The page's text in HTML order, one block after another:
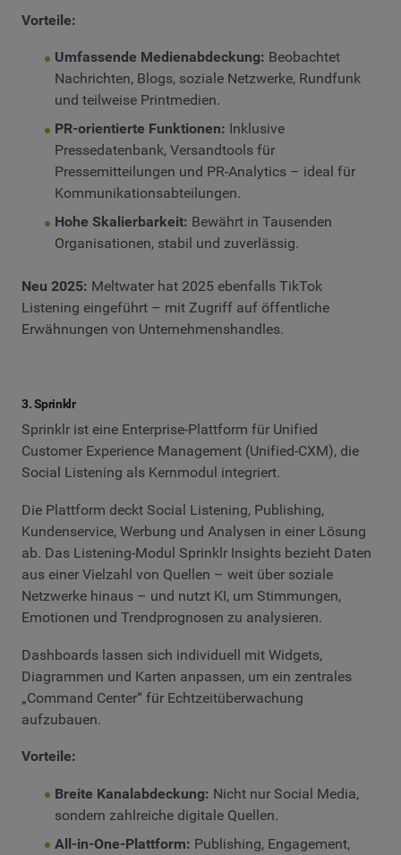
Vorteile:
Umfassende Medienabdeckung: Beobachtet
Nachrichten, Blogs, soziale Netzwerke, Rundfunk
und teilweise Printmedien.
PR-orientierte Funktionen: Inklusive
Pressedatenbank, Versandtools für
Pressemitteilungen und PR-Analytics – ideal für
Kommunikationsabteilungen.
Hohe Skalierbarkeit: Bewährt in Tausenden
Organisationen, stabil und zuverlässig.
Neu 2025: Meltwater hat 2025 ebenfalls TikTok
Listening eingeführt – mit Zugriff auf öffentliche
Erwähnungen von Unternehmenshandles.
3. Sprinklr
Sprinklr ist eine Enterprise-Plattform für Unified
Customer Experience Management (Unified-CXM), die
Social Listening als Kernmodul integriert.
Die Plattform deckt Social Listening, Publishing,
Kundenservice, Werbung und Analysen in einer Lösung
ab. Das Listening-Modul Sprinklr Insights bezieht Daten
aus einer Vielzahl von Quellen – weit über soziale
Netzwerke hinaus – und nutzt KI, um Stimmungen,
Emotionen und Trendprognosen zu analysieren.
Dashboards lassen sich individuell mit Widgets,
Diagrammen und Karten anpassen, um ein zentrales
„Command Center“ für Echtzeitüberwachung
aufzubauen.
Vorteile:
Breite Kanalabdeckung: Nicht nur Social Media,
sondern zahlreiche digitale Quellen.
All-in-One-Plattform: Publishing, Engagement,